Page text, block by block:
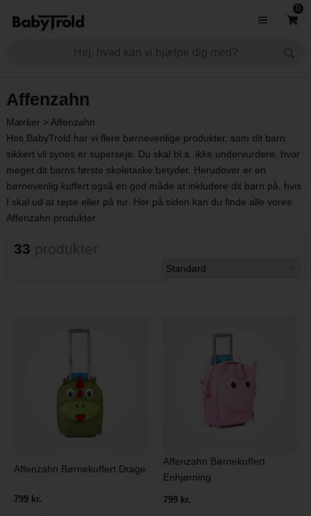
0
Affenzahn
Mærker > Affenzahn
Hos BabyTrold har vi flere børnevenlige produkter, som dit barn
sikkert vil synes er superseje. Du skal bl.a. ikke undervurdere, hvor
meget dit barns første skoletaske betyder. Herudover er en
børnevenlig kuffert også en god måde at inkludere dit barn på, hvis
I skal ud at rejse eller på tur. Her på siden kan du finde alle vores
Affenzahn produkter.
33
Affenzahn Børnekuffert Drage
799 kr.
Affenzahn Børnekuffert
Enhjørning
799 kr.